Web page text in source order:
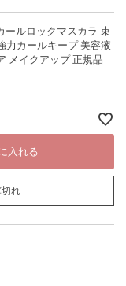
ールロックマスカラ 束
力カールキープ 美容液
メイクアップ 正規品
入れる
れ